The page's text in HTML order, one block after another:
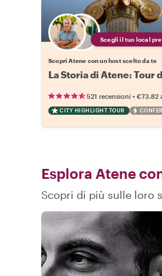
Scegli il tuo local
Scopri Atene con un host scelto da te
La Storia di Atene: Tour
521 recensioni • €73.82
CITY HIGHLIGHT TOUR
Esplora Atene
Scopri di più sulle loro